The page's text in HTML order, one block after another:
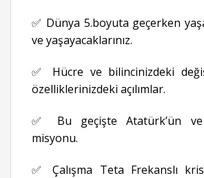
✅ Dünya 5.boyuta geçerken
ve yaşayacaklarınız.
✅ Hücre ve bilincinizdeki
özelliklerinizdeki açılımlar.
✅ Bu geçişte Atatürk’ün ve
misyonu.
✅ Çalışma Teta Frekanslı